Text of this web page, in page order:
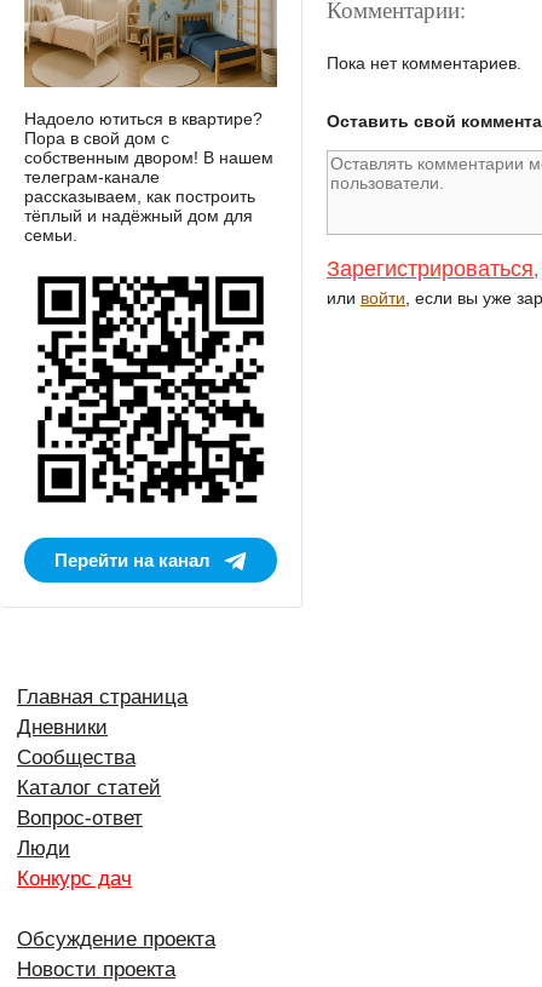
Комментарии:
Пока нет комментариев.
Оставить свой
Зарегистрироваться,
или войти , если вы уже
Надоело ютиться в квартире?
Пора в свой дом с
собственным двором! В нашем
телеграм-канале
рассказываем, как построить
тёплый и надёжный дом для
семьи.
Перейти на канал
Главная страница
Дневники
Сообщества
Каталог статей
Вопрос-ответ
Люди
Конкурс дач
Обсуждение проекта
Новости проекта